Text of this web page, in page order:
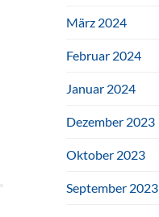
März 2024
Februar 2024
Januar 2024
Dezember 2023
Oktober 2023
September 2023